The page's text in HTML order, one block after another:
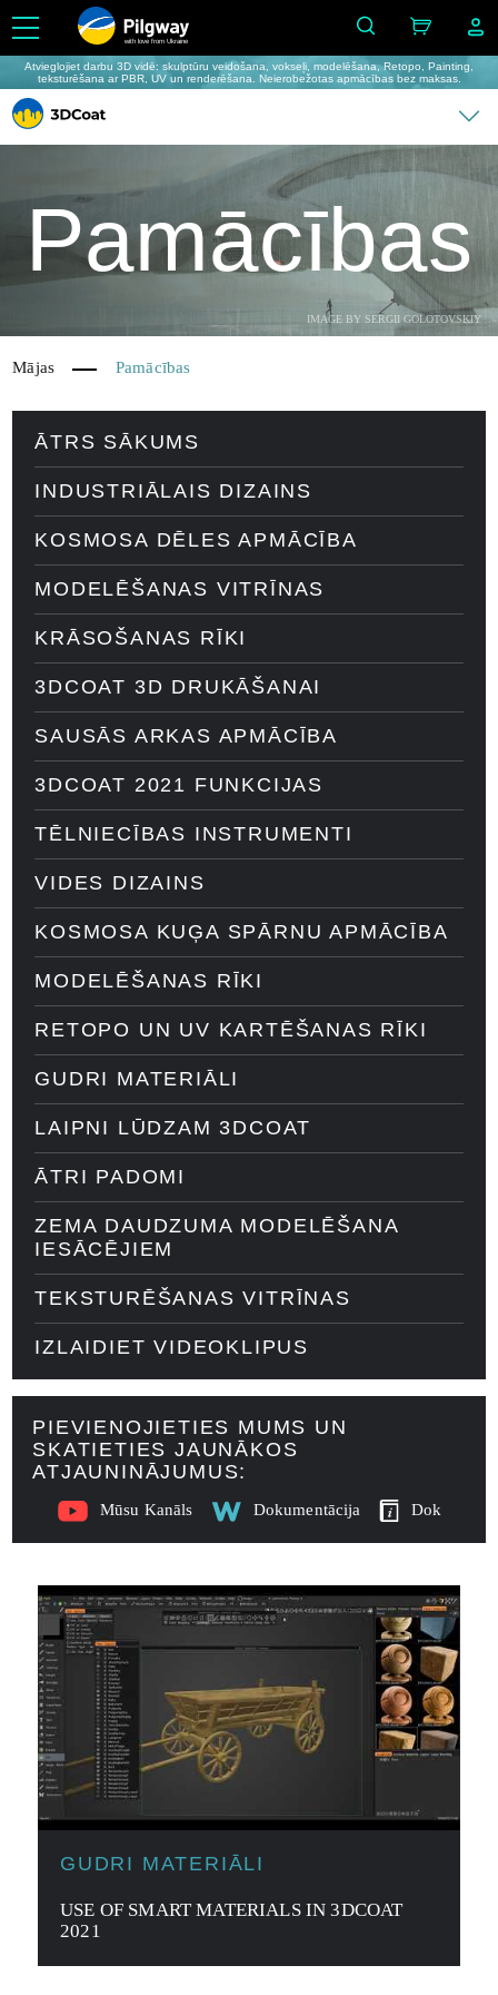
with love from Ukraine
Atvieglojiet darbu 3D vidē: skulptūru veidošana, vokseļi, modelēšana, Retopo, Painting,
teksturēšana ar PBR, UV un renderēšana. Neierobežotas apmācības bez maksas.
IMAGE BY SERGII GOLOTOVSKIY
Pamācības
Mājas Pamācības
ĀTRS SĀKUMS
INDUSTRIĀLAIS DIZAINS
KOSMOSA DĒLES APMĀCĪBA
MODELĒŠANAS VITRĪNAS
KRĀSOŠANAS RĪKI
3DCOAT 3D DRUKĀŠANAI
SAUSĀS ARKAS APMĀCĪBA
3DCOAT 2021 FUNKCIJAS
TĒLNIECĪBAS INSTRUMENTI
VIDES DIZAINS
KOSMOSA KUĢA SPĀRNU APMĀCĪBA
MODELĒŠANAS RĪKI
RETOPO UN UV KARTĒŠANAS RĪKI
GUDRI MATERIĀLI
LAIPNI LŪDZAM 3DCOAT
ĀTRI PADOMI
ZEMA DAUDZUMA MODELĒŠANA
IESĀCĒJIEM
TEKSTURĒŠANAS VITRĪNAS
IZLAIDIET VIDEOKLIPUS
PIEVIENOJIETIES MUMS UN
SKATIETIES JAUNĀKOS
ATJAUNINĀJUMUS:
Mūsu Kanāls Dokumentācija Dok
GUDRI MATERIĀLI
USE OF SMART MATERIALS IN 3DCOAT
2021